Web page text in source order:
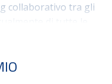
collaborativo tra gli
su un repository
delle